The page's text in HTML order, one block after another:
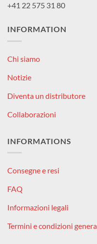
+41 22 575 31 80
INFORMATION
Chi siamo
Notizie
Diventa un distributore
Collaborazioni
INFORMATIONS
Consegne e resi
FAQ
Informazioni legali
Termini e condizioni